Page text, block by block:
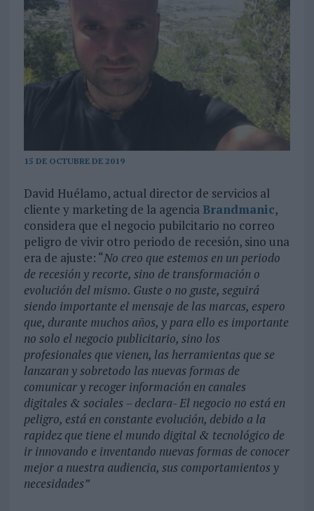
15 DE OCTUBRE DE 2019
David Huélamo, actual director de servicios al
cliente y marketing de la agencia Brandmanic,
considera que el negocio pubilcitario no correo
peligro de vivir otro periodo de recesión, sino una
era de ajuste: “No creo que estemos en un periodo
de recesión y recorte, sino de transformación o
evolución del mismo. Guste o no guste, seguirá
siendo importante el mensaje de las marcas, espero
que, durante muchos años, y para ello es importante
no solo el negocio publicitario, sino los
profesionales que vienen, las herramientas que se
lanzaran y sobretodo las nuevas formas de
comunicar y recoger información en canales
digitales & sociales – declara- El negocio no está en
peligro, está en constante evolución, debido a la
rapidez que tiene el mundo digital & tecnológico de
ir innovando e inventando nuevas formas de conocer
mejor a nuestra audiencia, sus comportamientos y
necesidades”